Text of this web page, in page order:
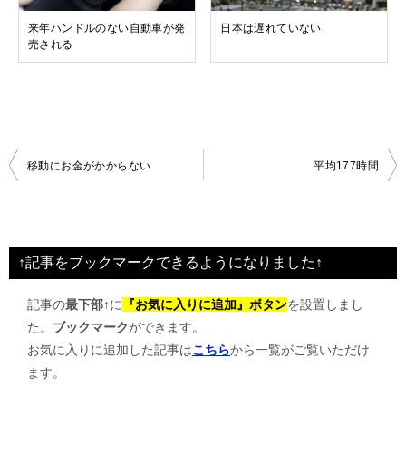
来年ハンドルのない自動車が発
売される
日本は遅れていない
投
ビ
ゲ
移動にお金がかからない 平均177時間
↑記事をブックマークできるようになりました↑
記事の最下部↑に 『お気に入りに追加』ボタンを設置しまし
た。 ブックマークができます。
お気に入りに追加した記事はこちらから一覧がご覧いただけ
ます。